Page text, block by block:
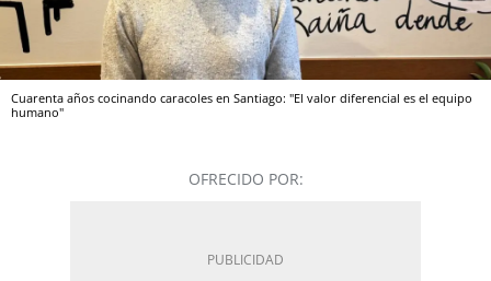
Cuarenta años cocinando caracoles en Santiago: "El valor diferencial es el equipo
humano"
OFRECIDO POR: